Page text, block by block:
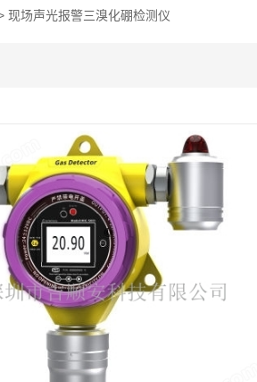
现场声光报警三溴化硼检测仪